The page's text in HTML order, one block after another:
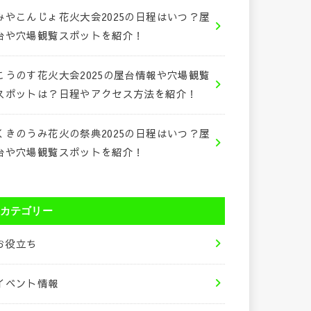
やこんじょ花火大会2025の日程はいつ？屋
や穴場観覧スポットを紹介！
うのす花火大会2025の屋台情報や穴場観覧
ポットは？日程やアクセス方法を紹介！
きのうみ花火の祭典2025の日程はいつ？屋
や穴場観覧スポットを紹介！
カテゴリー
役立ち
ベント情報